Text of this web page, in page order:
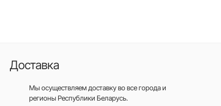
Доставка
Мы осуществляем доставку во все городаи
регионы Республики Беларусь.